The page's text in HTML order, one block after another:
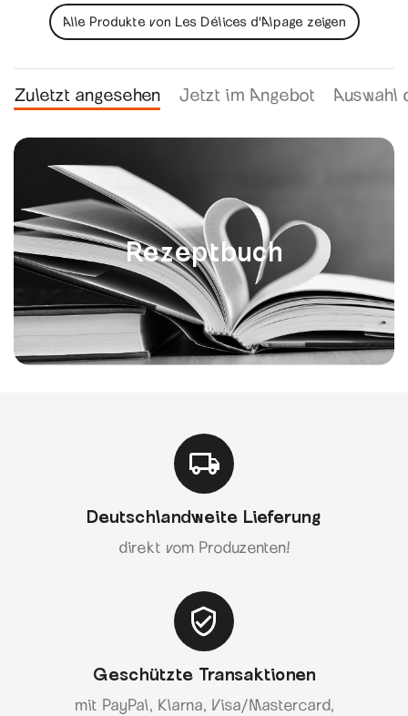
Alle Produkte von Les Délices d'Alpage zeigen
Zuletzt angesehen Jetzt im Angebot Auswahl
Rezeptbuch
Deutschlandweite Lieferung
direkt vom Produzenten!
Geschützte Transaktionen
mit PayPal, Klarna, Visa/Mastercard,